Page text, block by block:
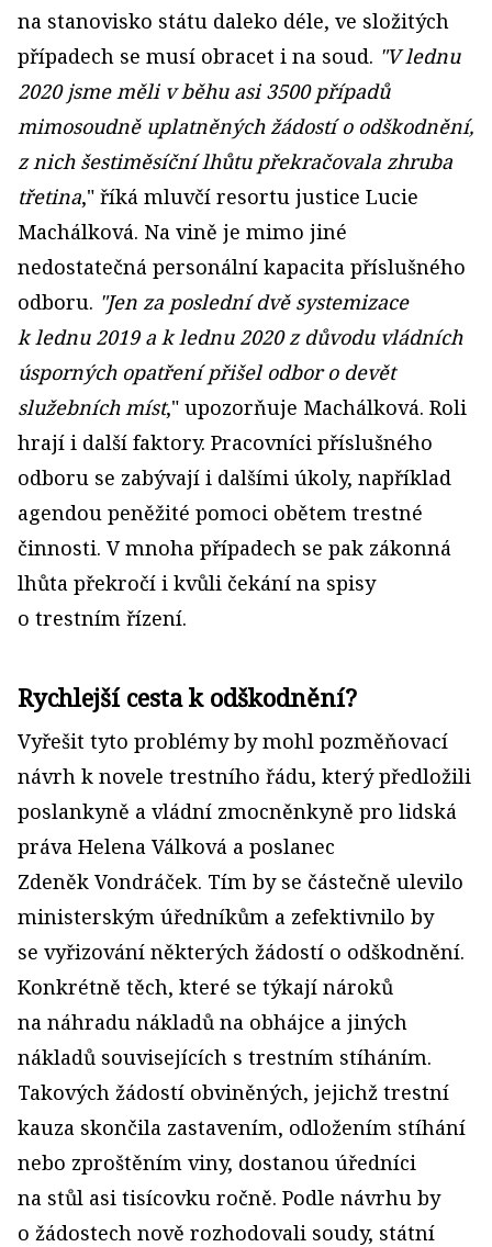
na stanovisko státu daleko déle, ve složitých
případech se musí obracet i na soud. "V lednu
2020 jsme měli v běhu asi 3500 případů
mimosoudně uplatněných žádostí o odškodnění,
z nich šestiměsíční lhůtu překračovala zhruba
třetina," říká mluvčí resortu justice Lucie
Machálková. Na vině je mimo jiné
nedostatečná personální kapacita příslušného
odboru. "Jen za poslední dvě systemizace
k lednu 2019 a k lednu 2020 z důvodu vládních
úsporných opatření přišel odbor o devět
služebních míst," upozorňuje Machálková. Roli
hrají i další faktory. Pracovníci příslušného
odboru se zabývají i dalšími úkoly, například
agendou peněžité pomoci obětem trestné
činnosti. V mnoha případech se pak zákonná
lhůta překročí i kvůli čekání na spisy
o trestním řízení.
Rychlejší cesta k odškodnění?
Vyřešit tyto problémy by mohl pozměňovací
návrh k novele trestního řádu, který předložili
poslankyně a vládní zmocněnkyně pro lidská
práva Helena Válková a poslanec
Zdeněk Vondráček. Tím by se částečně ulevilo
ministerským úředníkům a zefektivnilo by
se vyřizování některých žádostí o odškodnění.
Konkrétně těch, které se týkají nároků
na náhradu nákladů na obhájce a jiných
nákladů souvisejících s trestním stíháním.
Takových žádostí obviněných, jejichž trestní
kauza skončila zastavením, odložením stíhání
nebo zproštěním viny, dostanou úředníci
na stůl asi tisícovku ročně. Podle návrhu by
o žádostech nově rozhodovali soudy, státní